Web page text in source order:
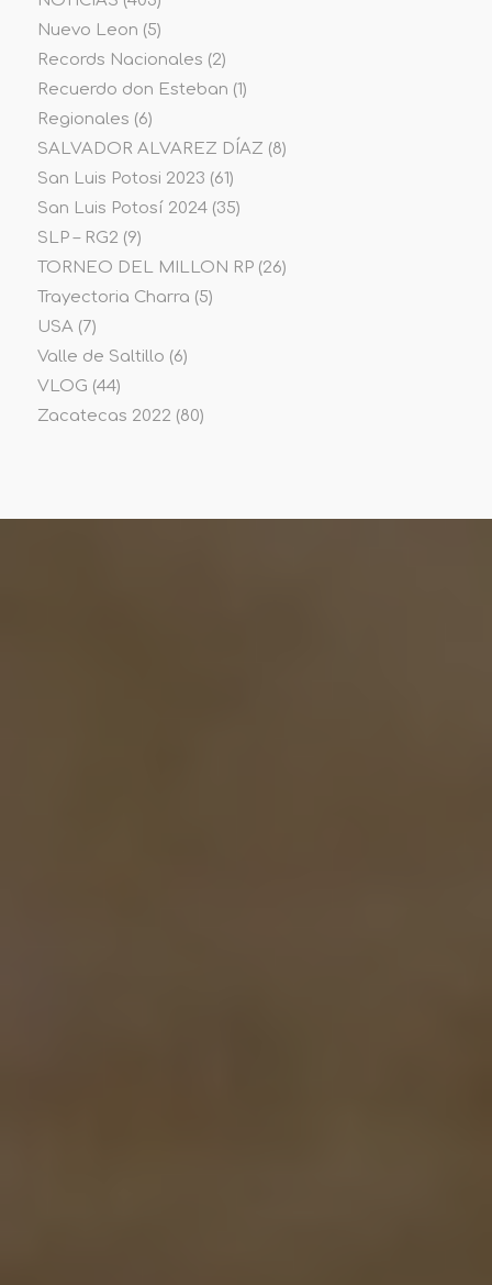
Nuevo Leon (5)
Records Nacionales (2)
Recuerdo don Esteban (1)
Regionales (6)
SALVADOR ALVAREZ DÍAZ (8)
San Luis Potosi 2023 (61)
San Luis Potosí 2024(35)
SLP – RG2 (9)
TORNEO DEL MILLON RP(26)
Trayectoria Charra (5)
USA(7)
Valle de Saltillo (6)
VLOG (44)
Zacatecas 2022 (80)